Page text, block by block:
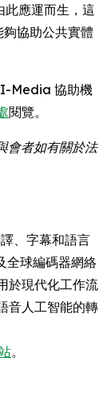
應運而生，這
協助公共實體
Media 協助機
閱覽。
會者如有關於法
、字幕和語言
全球編碼器網絡
於現代化工作流
音人工智能的轉
。